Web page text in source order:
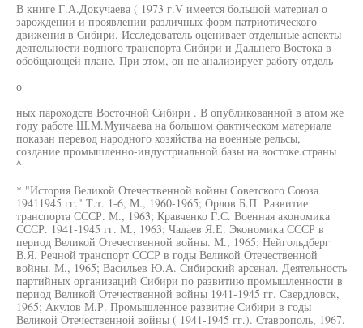
В книге Г.А.Докучаева ( 1973 г.V имеется большой материал о
зарождении и проявлении различных форм патриотического
движения в Сибири. Исследователь оценивает отдельные аспекты
деятельности водного транспорта Сибири и Дальнего Востока в
обобщающей плане. При этом, он не анализирует работу отдель-
о
ных пароходств Восточной Сибири . В опубликованной в атом же
году работе Ш.М.Муичаева на большом фактическом материале
показан перевод народного хозяйства на военные рельсы,
создание промышленно-индустриальной базы на востоке.страны
^.
* "История Великой Отечественной войны Советского Союза
19411945 гг." Т.т. 1-6, М., 1960-1965; Орлов Б.П. Развитие
транспорта СССР. М., 1963; Кравченко Г.С. Военная акономика
СССР. 1941-1945 гг. М., 1963; Чадаев Я.Е. Экономика СССР в
период Великой Отечественной войны. М., 1965; Нейгольдберг
В.Я. Речной транспорт СССР в годы Великой Отечественной
войны. М., 1965; Васильев Ю.А. Сибирский арсенал. Деятельность
партийных организаций Сибири по развитию промышленности в
период Великой Отечественной войны 1941-1945 гг. Свердловск,
1965; Акулов М.Р. Промышленное развитие Сибири в годы
Великой Отечественной войны ( 1941-1945 гг.). Ставрополь, 1967.